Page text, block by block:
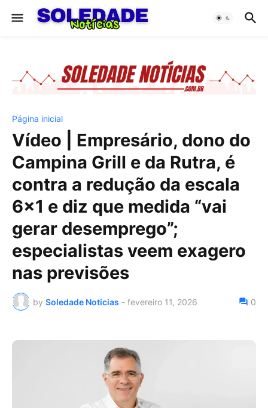
Página inicial
Vídeo | Empresário, dono do
Campina Grill e da Rutra, é
contra a redução da escala
6×1 e diz que medida “vai
gerar desemprego”;
especialistas veem exagero
nas previsões
by Soledade Noticias - fevereiro 11, 2026 0